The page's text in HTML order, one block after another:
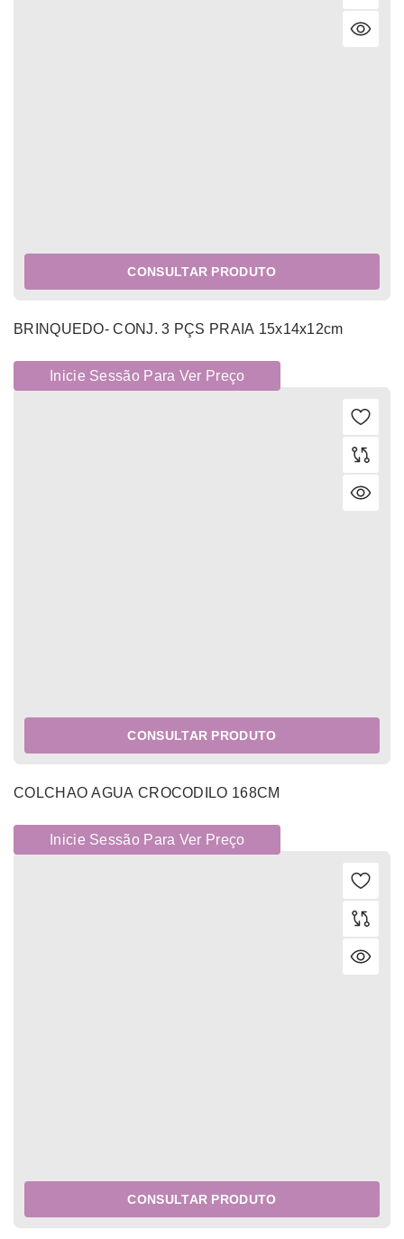
CONSULTAR PRODUTO
BRINQUEDO- CONJ. 3 PÇS PRAIA 15x14x12cm
Inicie Sessão Para Ver Preço
CONSULTAR PRODUTO
COLCHAO AGUA CROCODILO 168CM
Inicie Sessão Para Ver Preço
CONSULTAR PRODUTO